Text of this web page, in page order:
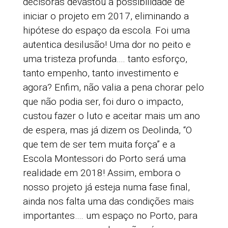
iniciar o projeto em 2017, eliminando a
hipótese do espaço da escola. Foi uma
autentica desilusão! Uma dor no peito e
uma tristeza profunda…. tanto esforço,
tanto empenho, tanto investimento e
agora? Enfim, não valia a pena chorar pelo
que não podia ser, foi duro o impacto,
custou fazer o luto e aceitar mais um ano
de espera, mas já dizem os Deolinda, “O
que tem de ser tem muita força” e a
Escola Montessori do Porto será uma
realidade em 2018! Assim, embora o
nosso projeto já esteja numa fase final,
ainda nos falta uma das condições mais
importantes…. um espaço no Porto, para